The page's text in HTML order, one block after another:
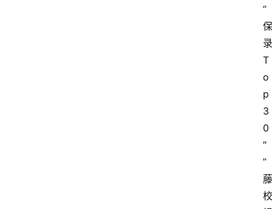
”
保
录
T
o
p
3
0
″
”
藤
校